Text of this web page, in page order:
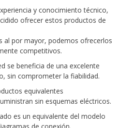
y conocimiento técnico,
ofrecer estos productos de
al por mayor, podemos ofrecerlos
competitivos.
se beneficia de una excelente
sin comprometer la fiabilidad.
equivalentes
sin esquemas eléctricos.
es un equivalente del modelo
de conexión.